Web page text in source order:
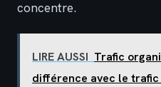
concentre.
LIRE AUSSI Trafic
différence avec le trafic